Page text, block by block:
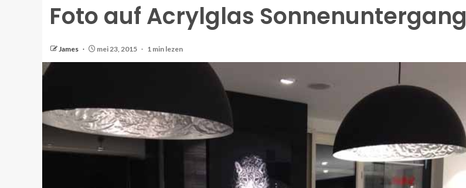
Foto auf Acrylglas Sonnenuntergang
James mei 23, 2015 1 min lezen